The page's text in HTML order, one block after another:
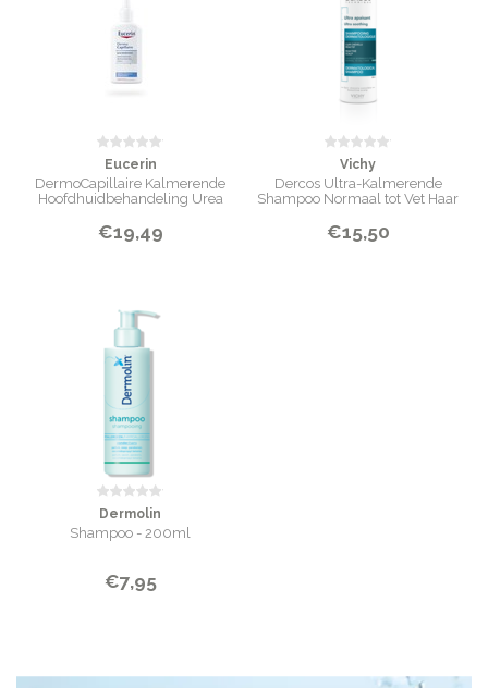
Eucerin
DermoCapillaire Kalmerende
Hoofdhuidbehandeling Urea
€19,49
Vichy
Dercos Ultra-Kalmerende
Shampoo Normaal tot Vet Haar
€15,50
Dermolin
Shampoo - 200ml
€7,95